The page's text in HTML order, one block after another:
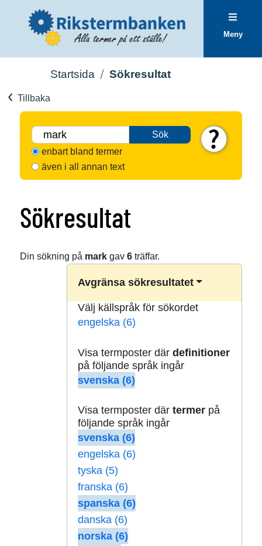
Meny
Startsida Sökresultat
Tillbaka
Sök
enbart bland termer
även i all annan text
Sökresultat
Din sökning på markgav 6träffar.
Avgränsa sökresultatet
Välj källspråk för sökordet
engelska (6)
Visa termposter där definitioner
på följande språk ingår
svenska (6)
Visa termposter där termerpå
följande språk ingår
svenska (6)
engelska (6)
tyska (5)
franska (6)
spanska (6)
danska (6)
norska (6)